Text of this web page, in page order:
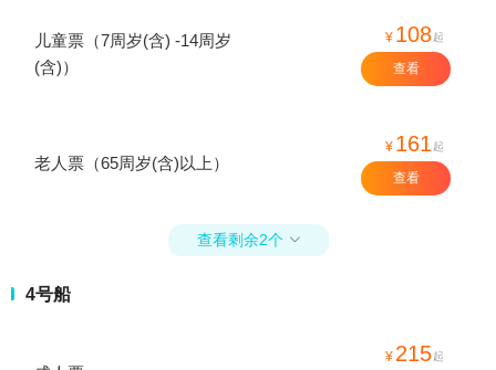
儿童票（7周岁(含) -14周岁
(含)）
¥ 108起
查看
老人票（65周岁(含)以上）
¥ 161 起
查看
查看剩余2个 
4号船
¥ 215起